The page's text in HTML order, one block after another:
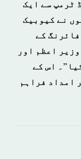
ٹرمپ سے ایک
نے کیوبیک
فائرنگ کے
اعظم اور
اس کے
امداد فراہم